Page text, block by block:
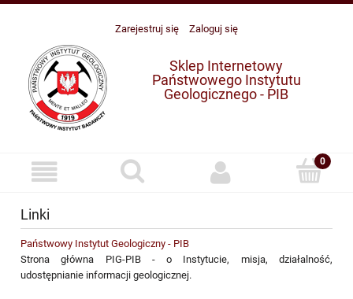
Zarejestruj się Zaloguj się
Sklep Internetowy
Państwowego Instytutu
Geologicznego - PIB
Linki
Państwowy Instytut Geologiczny - PIB
Strona główna PIG-PIB - o Instytucie, misja, działalność,
udostępnianie informacji geologicznej.